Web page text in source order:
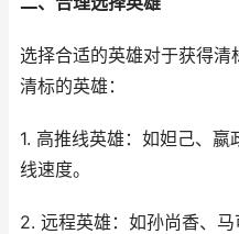
选择合适的英雄对于获得
清标的英雄：
1. 高推线英雄：如妲己、
线速度。
2. 远程英雄：如孙尚香、